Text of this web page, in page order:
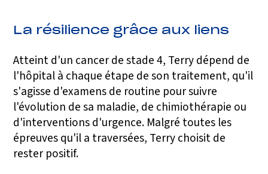
La résilience grâce aux liens
Atteint d'un cancer de stade 4, Terry dépend de
l'hôpital à chaque étape de son traitement, qu'il
s'agisse d'examens de routine pour suivre
l'évolution de sa maladie, de chimiothérapie ou
d'interventions d'urgence. Malgré toutes les
épreuves qu'il a traversées, Terry choisit de
rester positif.